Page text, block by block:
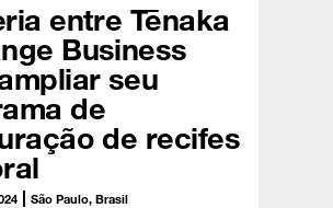
entre Tēnaka
Business
seu
de
de recifes
São Paulo, Brasil